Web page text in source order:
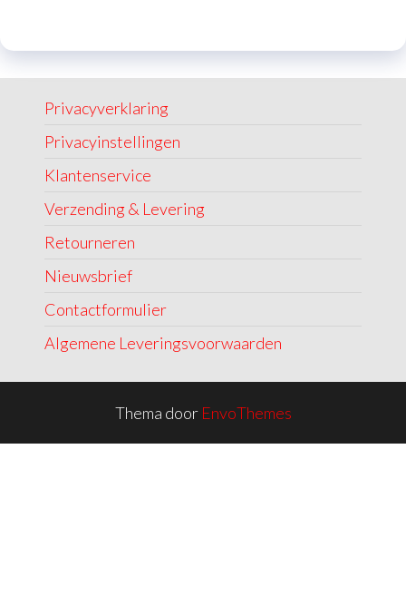
Privacyverklaring
Privacyinstellingen
Klantenservice
Verzending & Levering
Retourneren
Nieuwsbrief
Contactformulier
Algemene Leveringsvoorwaarden
Thema door EnvoThemes